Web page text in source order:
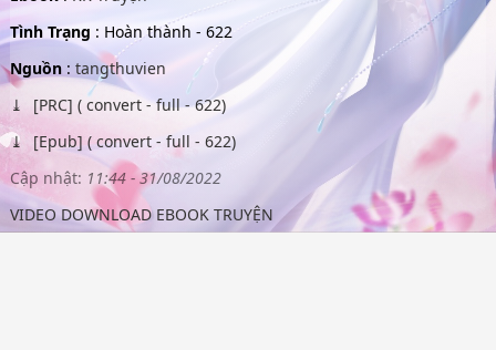
Tình Trạng : Hoàn thành - 622
Nguồn: tangthuvien
[PRC] ( convert - full - 622)
[Epub] ( convert - full - 622)
Cập nhật: 11:44 - 31/08/2022
VIDEO DOWNLOAD EBOOK TRUYỆN